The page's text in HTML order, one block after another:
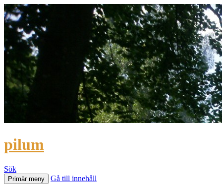
pilum
Sök
Primär meny Gå till innehåll